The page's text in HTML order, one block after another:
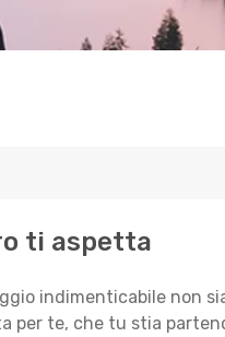
ti aspetta
indimenticabile non
per te, che tu stia